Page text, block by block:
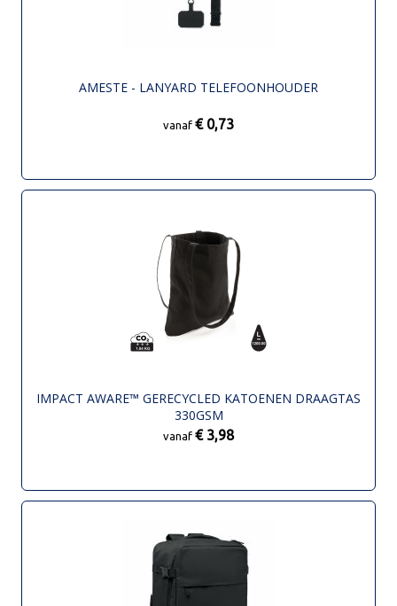
AMESTE - LANYARD TELEFOONHOUDER
vanaf € 0,73
IMPACT AWARE™ GERECYCLED KATOENEN DRAAGTAS
330GSM
vanaf € 3,98